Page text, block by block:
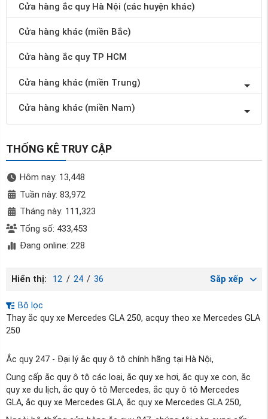
Cửa hàng ắc quy Hà Nội (các huyện khác)
Cửa hàng khác (miền Bắc)
Cửa hàng ắc quy TP HCM
Cửa hàng khác (miền Trung)
Cửa hàng khác (miền Nam)
THỐNG KÊ TRUY CẬP
Hôm nay: 13,448
Tuần này: 83,972
Tháng này: 111,323
Tổng số: 433,453
Đang online: 228
Hiển thị: 12 / 24 / 36 Sắp xếp
Bộ lọc
Thay ắc quy xe Mercedes GLA 250, acquy theo xe Mercedes GLA
250
Ắc quy 247 - Đại lý ắc quy ô tô chính hãng tại Hà Nội,
Cung cấp ắc quy ô tô các loại, ắc quy xe hơi, ắc quy xe con, ắc
quy xe du lịch, ắc quy ô tô Mercedes, ắc quy ô tô Mercedes
GLA, ắc quy xe Mercedes GLA, ắc quy xe Mercedes GLA 250,